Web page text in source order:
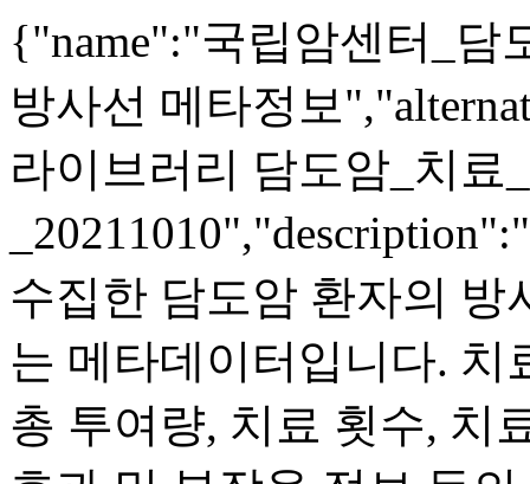
{"name":"국립암센터_담
방사선 메타정보
라이브러리 담도암_치료
수집한 담도암 환자의 방
는 메타데이터입니다. 치
총 투여량, 치료 횟수, 치